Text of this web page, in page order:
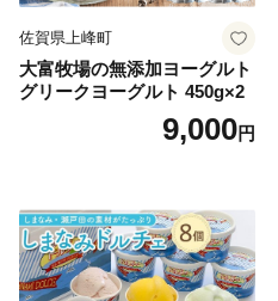
佐賀県上峰町
大富牧場の無添加ヨーグルト
グリークヨーグルト 450g×2
9,000円